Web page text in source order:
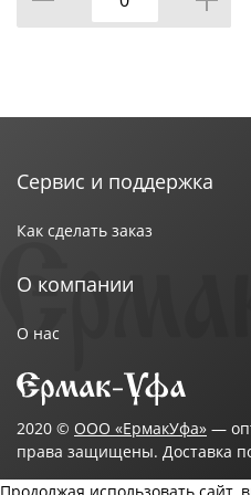
Сервис и поддержка
Как сделать заказ
О компании
О нас
2020 © ООО «ЕрмакУфа» —
права защищены. Доставка